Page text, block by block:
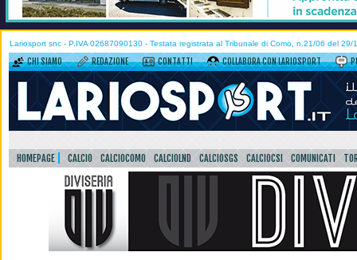
Lariosport snc - P.IVA 02687090130 - Testata registrata al Tribunale di Como, n.21/06 del 29/
CHI SIAMO REDAZIONE CONTATTI COLLABORA CON LARIOSPORT
HOMEPAGE CALCIO CALCIOCOMO CALCIOLND CALCIOSGS CALCIOCSI COMUNICATI